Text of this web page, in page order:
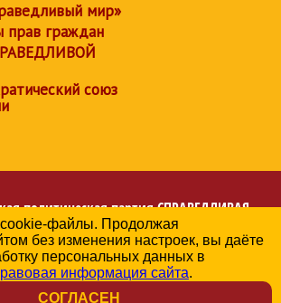
мир»
прав граждан
союз
политическая партияСПРАВЕДЛИВАЯ
РОССИЯ
партии в Московской области
© 2006-2026
обработки персональных данных
cookie-файлы. Продолжая
без изменения настроек, вы даёте
персональных данных в
информация сайта.
СОГЛАСЕН